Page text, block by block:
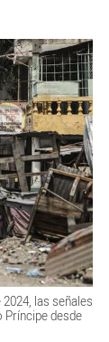
las señales
desde